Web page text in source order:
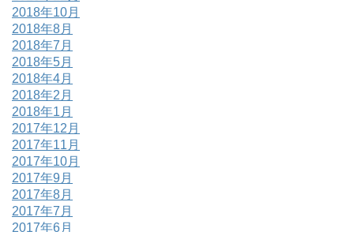
2018年10月
2018年8月
2018年7月
2018年5月
2018年4月
2018年2月
2018年1月
2017年12月
2017年11月
2017年10月
2017年9月
2017年8月
2017年7月
2017年6月